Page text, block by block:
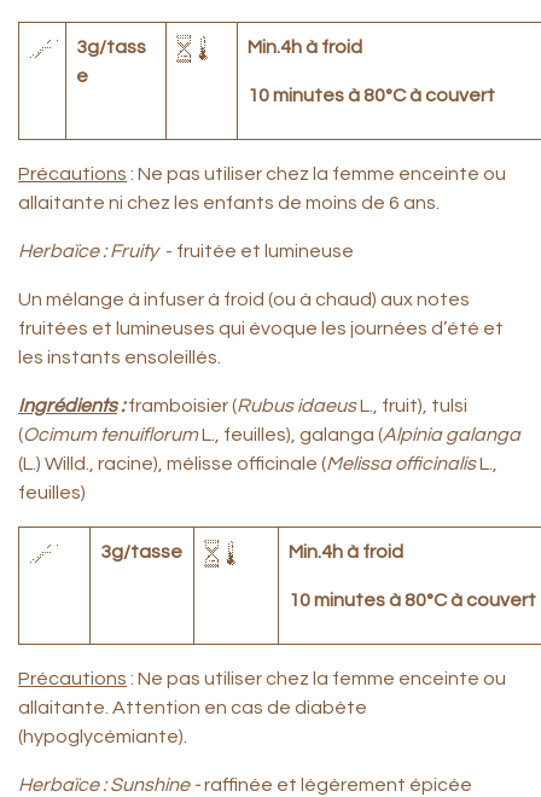
3g/tass
e
Min.4h à froid
10 minutes à 80°C à couvert
Précautions : Ne pas utiliser chez la femme enceinte ou
allaitante ni chez les enfants de moins de 6 ans.
Herbaïce : Fruity- fruitée et lumineuse
Un mélange à infuser à froid (ou à chaud) aux notes
fruitées et lumineuses qui évoque les journées d’été et
les instants ensoleillés.
Ingrédients:framboisier (Rubus idaeusL., fruit), tulsi
(Ocimum tenuiflorumL., feuilles), galanga (Alpinia galanga
(L.) Willd., racine), mélisse officinale (Melissa officinalisL.,
feuilles)
3g/tasse Min.4h à froid
10 minutes à 80°C à couvert
Précautions : Ne pas utiliser chez la femme enceinte ou
allaitante. Attention en cas de diabète
(hypoglycémiante).
Herbaïce : Sunshine -raffinée et légèrement épicée